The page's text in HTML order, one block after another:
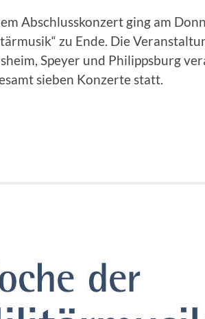
Abschlusskonzert ging am
zu Ende. Die
Speyer und Philippsburg
sieben Konzerte statt.